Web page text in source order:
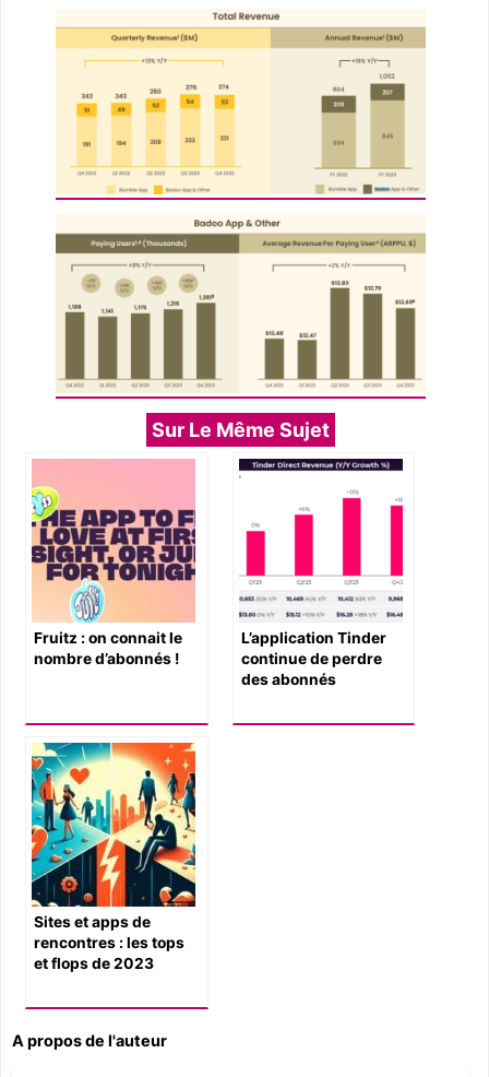
Sur Le Même Sujet
Fruitz : on connait le
nombre d’abonnés !
L’application Tinder
continue de perdre
des abonnés
Sites et apps de
rencontres : les tops
et flops de 2023
A propos de l'auteur